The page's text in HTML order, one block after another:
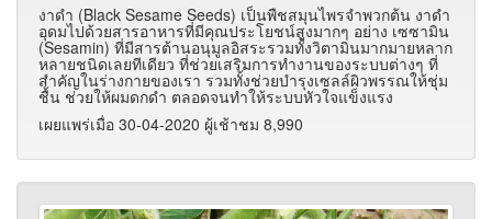
งาดำ (Black Sesame Seeds) เป็นพืชสมุนไพรจำพวกต้น งาดำ
อุดมไปด้วยสารอาหารที่มีคุณประโยชน์สูงมากๆ อย่าง เซซามิน
(Sesamin) ที่มีสารต้านอนุมูลอิสระรวมทั้งวิตามินมากมายหลาก
หลายชนิดเลยทีเดียว ที่ช่วยเสริมการทำงานของระบบต่างๆ ที่
สำคัญในร่างกายของเรา รวมทั้งช่วยบำรุงเซลล์ผิวพรรณให้ชุ่ม
ชื้น ช่วยให้ผมดกดำ ตลอดจนทำให้ระบบหัวใจแข็งแรง
เผยแพร่เมื่อ 30-04-2020 ผู้เช้าชม 8,990